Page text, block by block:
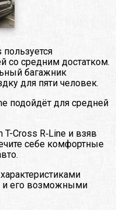
со средним достатком.
багажник
для пяти человек.
подойдёт для средней
Cross R‑Line и взяв
себе комфортные
и его возможными